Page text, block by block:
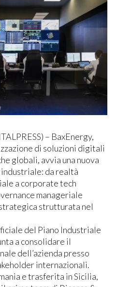
– BaxEnergy,
di soluzioni digitali
globali, avvia una nuova
da realtà
a corporate tech
manageriale
strutturata nel
del Piano Industriale
a consolidare il
dell’azienda presso
internazionali.
e trasferita in Sicilia,